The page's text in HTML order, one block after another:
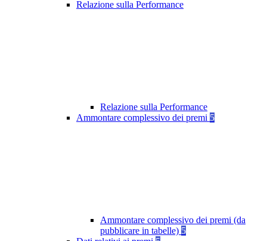
Relazione sulla Performance
Relazione sulla Performance
Ammontare complessivo dei premi 5
Ammontare complessivo dei premi (da
pubblicare in tabelle) 5